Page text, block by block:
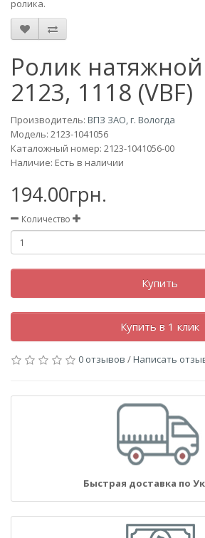
ролика.
Ролик
2123, 1118 (VBF)
Производитель: ВПЗ ЗАО, г. Вологда
Модель: 2123-1041056
Каталожный номер: 2123-1041056-00
Наличие: Есть в наличии
194.00грн.
Количество
Купить
Купить в 1 клик
0 отзывов /Написать
Быстрая доставка по